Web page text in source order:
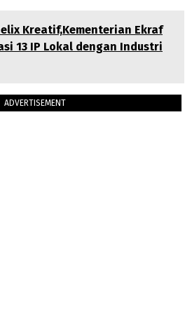
Kreatif,Kementerian Ekraf
13 IP Lokal dengan Industri
ADVERTISEMENT